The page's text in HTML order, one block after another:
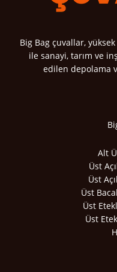
Big Bag çuvallar, yüksek
ile sanayi, tarım ve
edilen depolama
Alt
Üst
Üst
Üst
Üst
Üst